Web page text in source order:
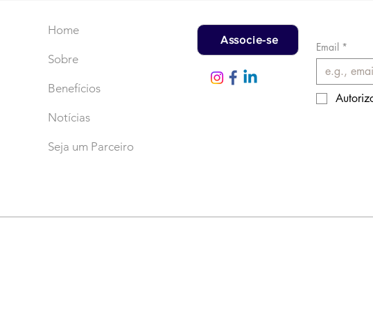
Home
Sobre
Benefícios
Notícias
Seja um Parceiro
Associe-se
Email *